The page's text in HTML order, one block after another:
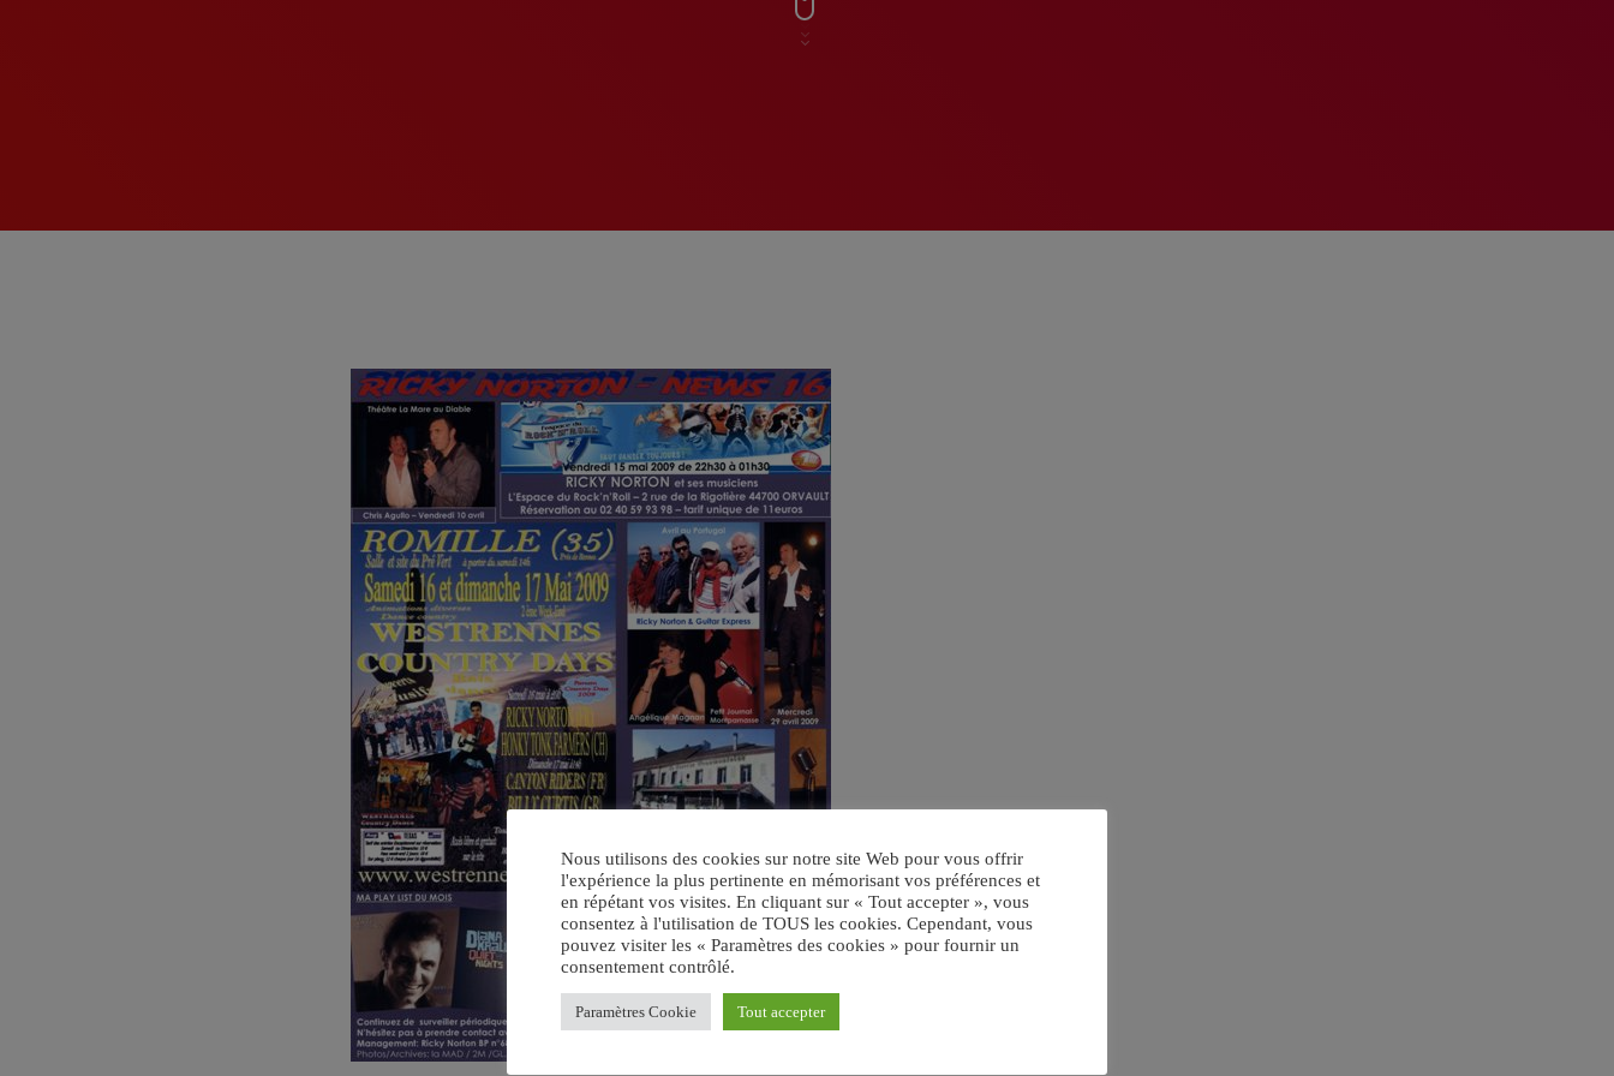
Nous utilisons des cookies sur notre site Web pour vous offrir
l'expérience la plus pertinente en mémorisant vos préférences et
en répétant vos visites. En cliquant sur « Tout accepter », vous
consentez à l'utilisation de TOUS les cookies. Cependant, vous
pouvez visiter les « Paramètres des cookies » pour fournir un
consentement contrôlé.
Paramètres Cookie Tout accepter